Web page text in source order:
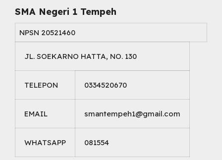
SMA Negeri 1 Tempeh
NPSN 20521460
JL. SOEKARNO HATTA, NO. 130
TELEPON 0334520670
EMAIL smantempeh1@gmail.com
WHATSAPP 081554